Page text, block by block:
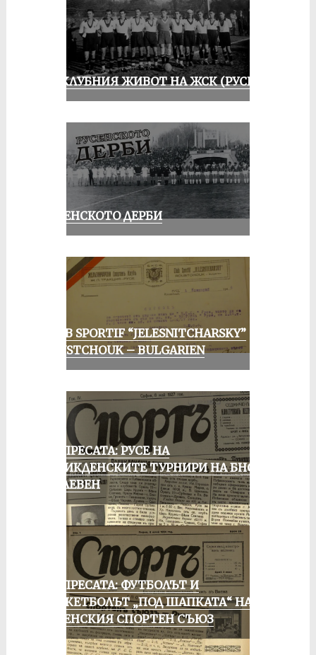
ИЗ КЛУБНИЯ ЖИВОТ НА ЖСК (РУСЕ)
РУСЕНСКОТО ДЕРБИ
CLUB SPORTIF “JELESNITCHARSKY”
ROUSTCHOUK – BULGARIEN
ОТ ПРЕСАТА: РУСЕ НА
ВЕЛИКДЕНСКИТЕ ТУРНИРИ НА БНСФ
В ПЛЕВЕН
ОТ ПРЕСАТА: ФУТБОЛЪТ И
БАСКЕТБОЛЪТ „ПОД ШАПКАТА“ НА
РУСЕНСКИЯ СПОРТЕН СЪЮЗ